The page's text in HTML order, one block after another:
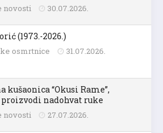
novosti 30.07.2026.
(1973.-2026.)
osmrtnice 31.07.2026.
kušaonica “Okusi Rame”,
nadohvat ruke
novosti 27.07.2026.